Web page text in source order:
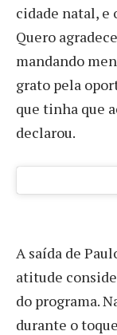
cidade natal, e
Quero
mandando
grato pela
que tinha que
declarou.
A saída de
atitude
do programa.
durante o